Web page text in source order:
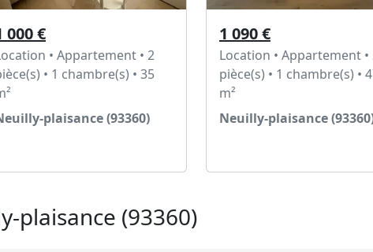
000 €
• Appartement • 2
• 1 chambre(s) • 35
plaisance (93360)
1 090 €
Location • Appartement •
pièce(s) • 1 chambre(s) •
m²
Neuilly-plaisance
plaisance (93360)